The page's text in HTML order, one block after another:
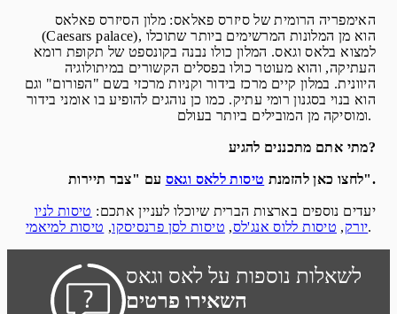
האימפריה הרומית של סיזרס פאלאס: מלון הסיזרס פאלאס
(Caesars palace), הוא מן המלונות המרשימים ביותר שתוכלו
למצוא בלאס וגאס. המלון כולו נבנה בקונספט של תקופת רומא
העתיקה, והוא מעוטר כולו בפסלים הקשורים במיתולוגיה
היוונית. במלון קיים מרכז בידור וקניות מרכזי בשם "הפורום" וגם
הוא בנוי בסגנון רומי עתיק. כמו כן נוהגים להופיע בו אומני בידור
ומוסיקה מן המובילים ביותר בעולם.
מתי אתם מתכננים להגיע?
לחצו כאן להזמנת טיסות ללאס וגאס עם "צבר תיירות".
יעדים נוספים בארצות הברית שיוכלו לעניין אתכם: טיסות לניו
יורק, טיסות ללוס אנג'לס, טיסות לסן פרנסיסקו, טיסות למיאמי .
לשאלות נוספות על לאס וגאס
השאירו פרטים